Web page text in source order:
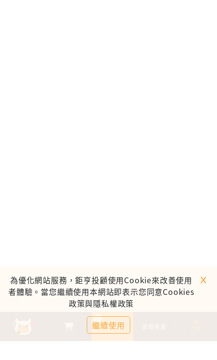
基金比較
0
為優化網站服務，鉅亨投顧使用Cookie來改善使用
者體驗。當您繼續使用本網站即表示您同意Cookies
政策與隱私權政策
繼續使用
ｘ